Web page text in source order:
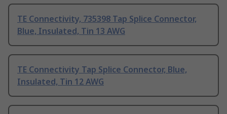
TE Connectivity, 735398 Tap Splice Connector,
Blue, Insulated, Tin 13 AWG
TE Connectivity Tap Splice Connector, Blue,
Insulated, Tin 12 AWG